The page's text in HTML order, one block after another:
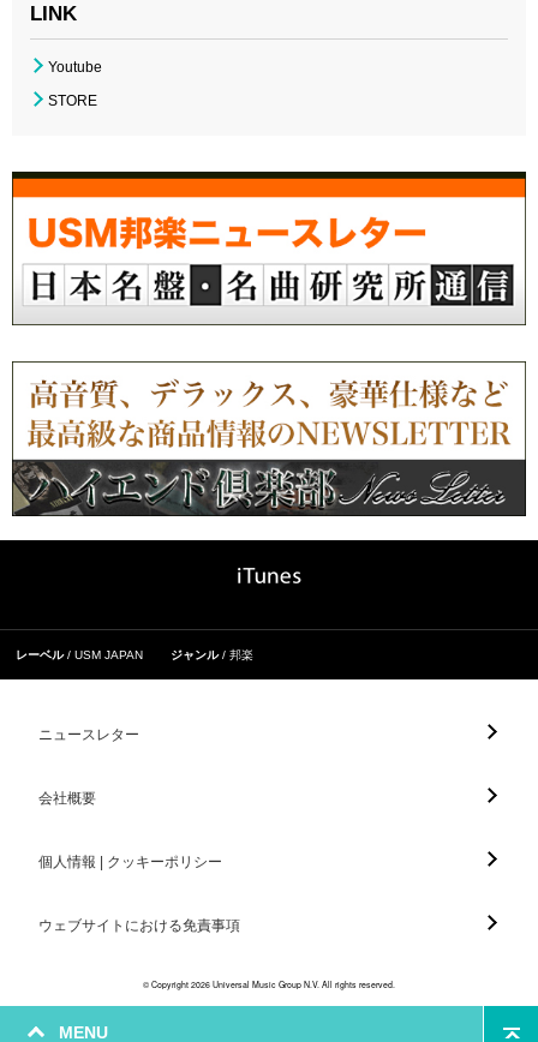
MENU
LINK
Youtube
STORE
レーベル USM JAPAN ジャンル 邦楽
ニュースレター
会社概要
個人情報 | クッキーポリシー
ウェブサイトにおける免責事項
© Copyright 2026 Universal Music Group N.V. All rights reserved.